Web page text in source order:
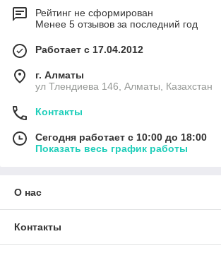
Рейтинг не сформирован
Менее 5 отзывов за последний год
Работает с 17.04.2012
г. Алматы
ул Тлендиева 146, Алматы, Казахстан
Контакты
Сегодня работает с 10:00 до 18:00
Показать весь график работы
О нас
Контакты